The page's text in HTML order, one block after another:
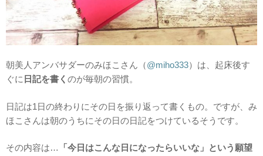
朝美人アンバサダーのみほこさん（@miho333）は、起床後す
ぐに 日記を書く のが毎朝の習慣。
日記は1日の終わりにその日を振り返って書くもの。ですが、み
ほこさんは朝のうちにその日の日記をつけているそうです。
その内容は…
「今日はこんな日になったらいいな」という願望